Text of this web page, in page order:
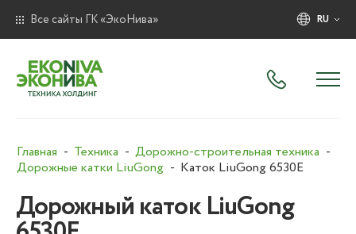
Все сайты ГК «ЭкоНива» RU
Главная Техника
Дорожно-строительная техника
Дорожные катки LiuGong
Каток LiuGong 6530E
Дорожный каток LiuGong